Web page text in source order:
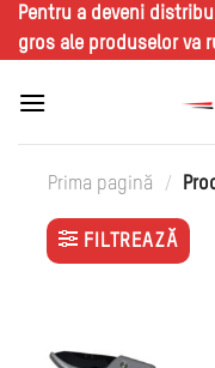
SkipPentru a deveni
gros ale produselor va
Prima pagină /
FILTREAZĂ